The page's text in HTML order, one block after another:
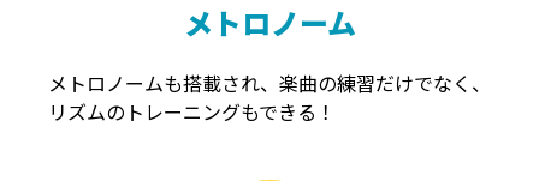
メトロノーム
メトロノームも搭載され、楽曲の練習だけでなく、
リズムのトレーニングもできる！